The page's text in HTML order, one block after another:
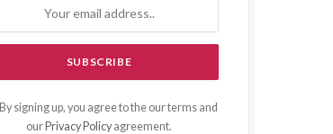
By signing up, you agree to the our terms and
our Privacy Policy agreement.